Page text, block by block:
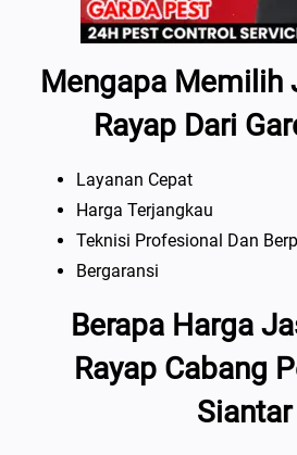
Mengapa Memilih
Rayap Dari
Layanan Cepat
Harga Terjangkau
Teknisi Profesional Dan
Bergaransi
Berapa Harga
Rayap Cabang
Siantar